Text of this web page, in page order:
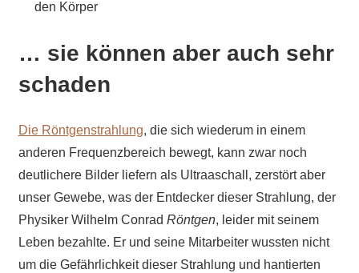
den Körper
… sie können aber auch sehr
schaden
Die Röntgenstrahlung, die sich wiederum in einem
anderen Frequenzbereich bewegt, kann zwar noch
deutlichere Bilder liefern als Ultraaschall, zerstört aber
unser Gewebe, was der Entdecker dieser Strahlung, der
Physiker Wilhelm Conrad Röntgen, leider mit seinem
Leben bezahlte. Er und seine Mitarbeiter wussten nicht
um die Gefährlichkeit dieser Strahlung und hantierten